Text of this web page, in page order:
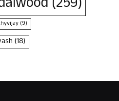
(9)
(18)